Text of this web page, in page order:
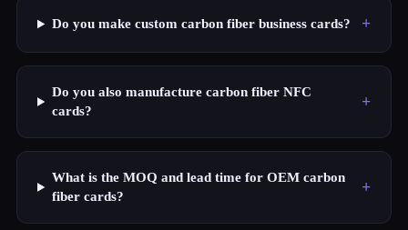
Do you make custom carbon fiber business cards? +
Do you also manufacture carbon fiber NFC
cards?
+
What is the MOQ and lead time for OEM carbon
fiber cards?
+